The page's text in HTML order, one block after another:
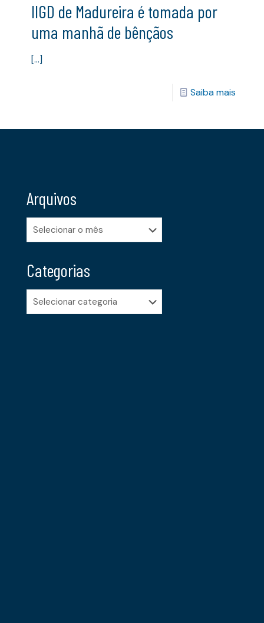
IIGD de Madureira é tomada por
uma manhã de bênçãos
[…]
Saiba mais
Arquivos
Arquivos
Categorias
Categorias